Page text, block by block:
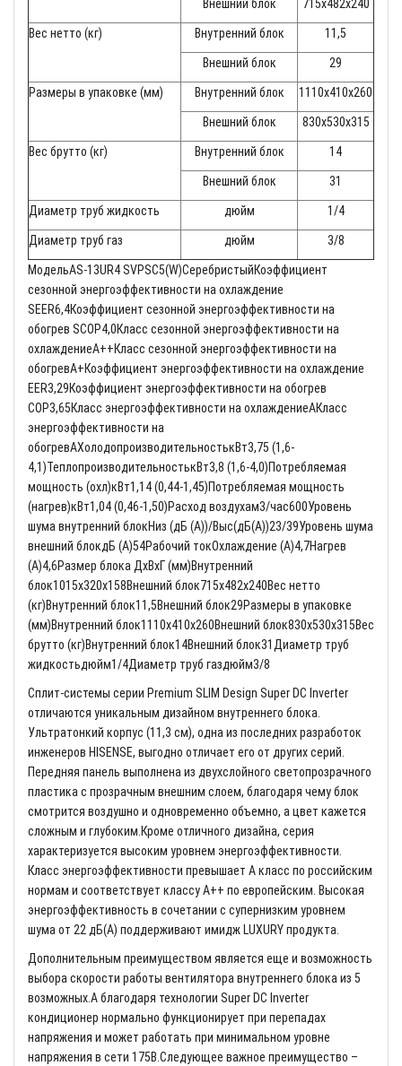
Внешний блок 715x482x240
Вес нетто (кг) Внутренний блок 11,5
Внешний блок 29
Размеры в упаковке (мм) Внутренний блок 1110x410x260
Внешний блок 830x530x315
Вес брутто (кг) Внутренний блок 14
Внешний блок 31
Диаметр труб жидкость дюйм 1/4
Диаметр труб газ дюйм 3/8
МодельAS-13UR4 SVPSC5(W)СеребристыйКоэффициент
сезонной энергоэффективности на охлаждение
SEER6,4Коэффициент сезонной энергоэффективности на
обогрев SCOP4,0Класс сезонной энергоэффективности на
охлаждениеA++Класс сезонной энергоэффективности на
обогревA+Коэффициент энергоэффективности на охлаждение
EER3,29Коэффициент энергоэффективности на обогрев
COP3,65Класс энергоэффективности на охлаждениеAКласс
энергоэффективности на
обогревAХолодопроизводительностькВт3,75 (1,6-
4,1)ТеплопроизводительностькВт3,8 (1,6-4,0)Потребляемая
мощность (охл)кВт1,14 (0,44-1,45)Потребляемая мощность
(нагрев)кВт1,04 (0,46-1,50)Расход воздухам3/час600Уровень
шума внутренний блокНиз (дБ (A))/Выс(дБ(A))23/39Уровень шума
внешний блокдБ (A)54Рабочий токОхлаждение (A)4,7Нагрев
(A)4,6Размер блока ДхВхГ (мм)Внутренний
блок1015x320x158Внешний блок715x482x240Вес нетто
(кг)Внутренний блок11,5Внешний блок29Размеры в упаковке
(мм)Внутренний блок1110x410x260Внешний блок830x530x315Вес
брутто (кг)Внутренний блок14Внешний блок31Диаметр труб
жидкостьдюйм1/4Диаметр труб газдюйм3/8
Сплит-системы серии Premium SLIM Design Super DC Inverter
отличаются уникальным дизайном внутреннего блока.
Ультратонкий корпус (11,3 см), одна из последних разработок
инженеров HISENSE, выгодно отличает его от других серий.
Передняя панель выполнена из двухслойного светопрозрачного
пластика с прозрачным внешним слоем, благодаря чему блок
смотрится воздушно и одновременно объемно, а цвет кажется
сложным и глубоким.Кроме отличного дизайна, серия
характеризуется высоким уровнем энергоэффективности.
Класс энергоэффективности превышает А класс по российским
нормам и соответствует классу А++ по европейским. Высокая
энергоэффективность в сочетании с супернизким уровнем
шума от 22 дБ(А) поддерживают имидж LUXURY продукта.
Дополнительным преимуществом является еще и возможность
выбора скорости работы вентилятора внутреннего блока из 5
возможных.А благодаря технологии Super DC Inverter
кондиционер нормально функционирует при перепадах
напряжения и может работать при минимальном уровне
напряжения в сети 175B.Следующее важное преимущество –